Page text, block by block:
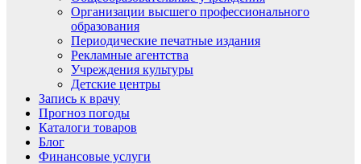
Организации высшего профессионального
образования
Периодические печатные издания
Рекламные агентства
Учреждения культуры
Детские центры
Запись к врачу
Прогноз погоды
Каталоги товаров
Блог
Финансовые услуги